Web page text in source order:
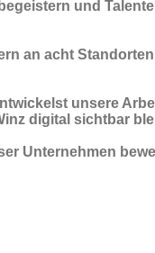
und
an acht
unsere
digital sichtbar
Unternehmen